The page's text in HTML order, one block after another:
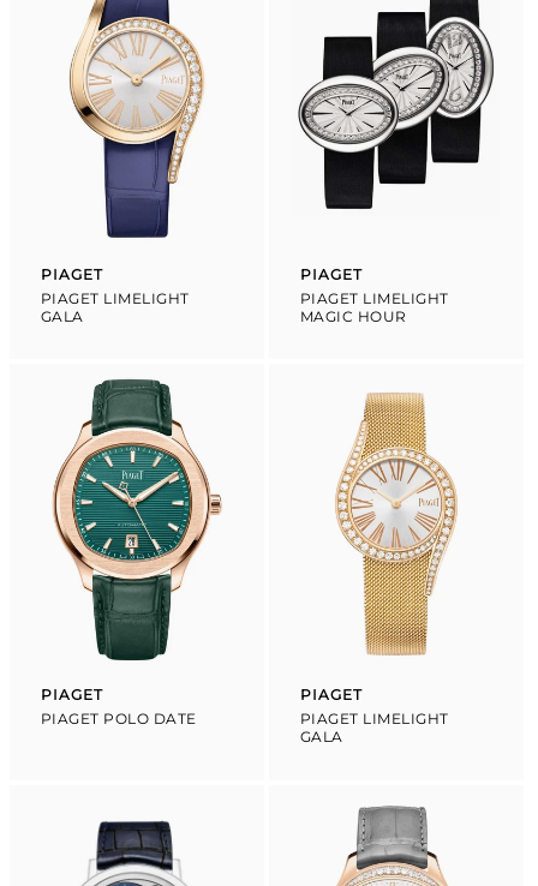
Proveedor:
PIAGET
PIAGET LIMELIGHT
GALA
Proveedor:
PIAGET
PIAGET LIMELIGHT
MAGIC HOUR
Proveedor:
PIAGET
PIAGET POLO DATE
Proveedor:
PIAGET
PIAGET LIMELIGHT
GALA